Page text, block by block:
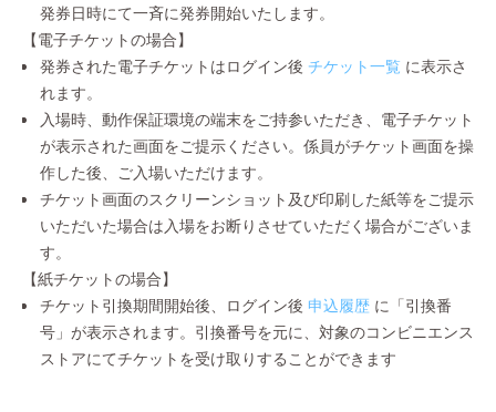
発券日時にて一斉に発券開始いたします。
【電子チケットの場合】
発券された電子チケットはログイン後 チケット一覧 に表示さ
れます。
入場時、動作保証環境の端末をご持参いただき、電子チケット
が表示された画面をご提示ください。係員がチケット画面を操
作した後、ご入場いただけます。
チケット画面のスクリーンショット及び印刷した紙等をご提示
いただいた場合は入場をお断りさせていただく場合がございま
す。
【紙チケットの場合】
チケット引換期間開始後、ログイン後 申込履歴 に「引換番
号」が表示されます。引換番号を元に、対象のコンビニエンス
ストアにてチケットを受け取りすることができます